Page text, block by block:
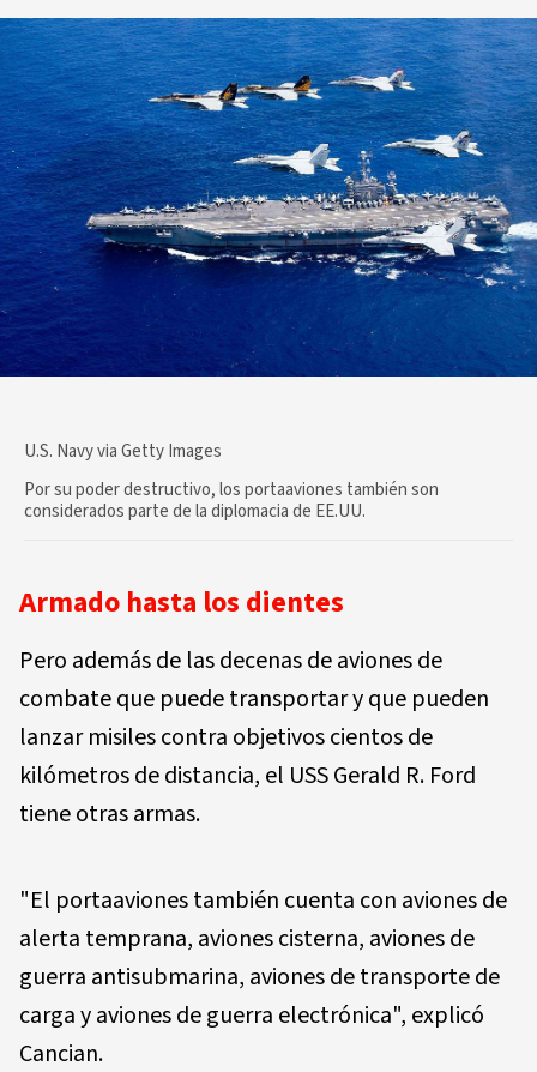
U.S. Navy via Getty Images
Por su poder destructivo, los portaaviones también son
considerados parte de la diplomacia de EE.UU.
Armado hasta los dientes
Pero además de las decenas de aviones de
combate que puede transportar y que pueden
lanzar misiles contra objetivos cientos de
kilómetros de distancia, el USS Gerald R. Ford
tiene otras armas.
"El portaaviones también cuenta con aviones de
alerta temprana, aviones cisterna, aviones de
guerra antisubmarina, aviones de transporte de
carga y aviones de guerra electrónica", explicó
Cancian.